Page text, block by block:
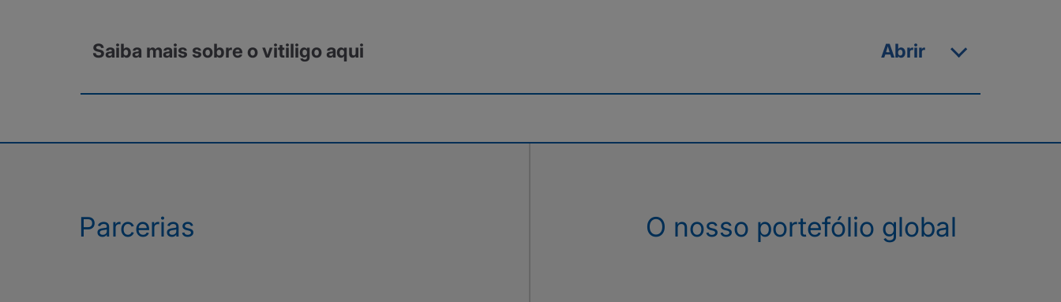
Saiba mais sobre o vitiligo aqui Abrir
Parcerias O nosso portefólio global